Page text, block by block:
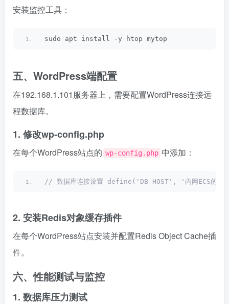
安装监控工具：
sudo apt install -y htop mytop
五、WordPress端配置
在192.168.1.101服务器上，需要配置WordPress连接远
程数据库。
1. 修改wp-config.php
在每个WordPress站点的 wp-config.php 中添加：
// 数据库连接设置 define('DB_HOST', '内网ECS
2. 安装Redis对象缓存插件
在每个WordPress站点安装并配置Redis Object Cache插
件。
六、性能测试与监控
1. 数据库压力测试